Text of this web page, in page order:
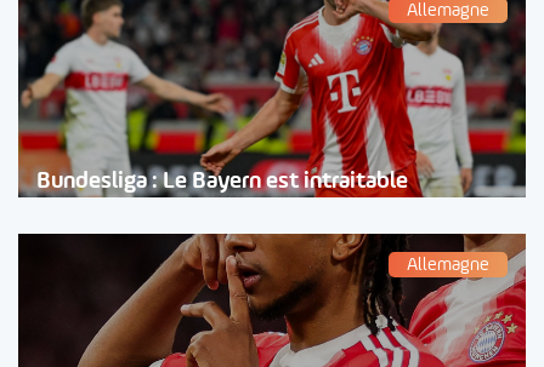
Allemagne
Bundesliga : Le Bayern est intraitable
Allemagne